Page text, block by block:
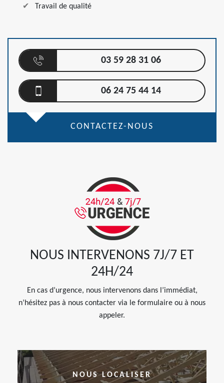
Travail de qualité
03 59 28 31 06
06 24 75 44 14
CONTACTEZ-NOUS
NOUS INTERVENONS 7J/7 ET
24H/24
En cas d’urgence, nous intervenons dans l’immédiat,
n’hésitez pas à nous contacter via le formulaire ou à nous
appeler.
NOUS LOCALISER